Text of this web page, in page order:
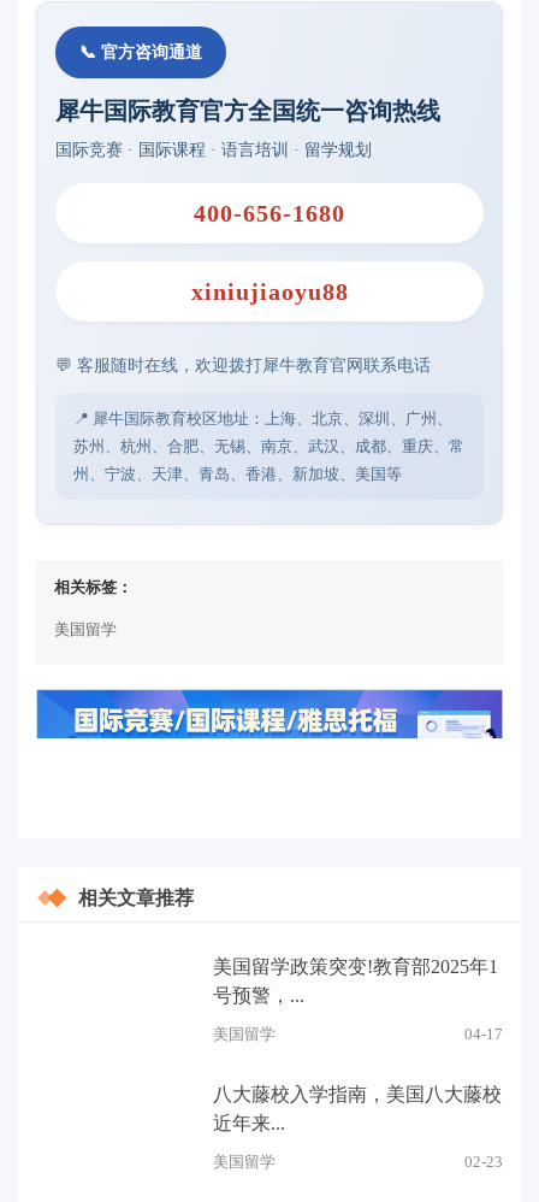
📞 官方咨询通道
犀牛国际教育官方全国统一咨询热线
国际竞赛 · 国际课程 · 语言培训 · 留学规划
400-656-1680
xiniujiaoyu88
💬 客服随时在线，欢迎拨打犀牛教育官网联系电话
📍 犀牛国际教育校区地址：上海、北京、深圳、广州、
苏州、杭州、合肥、无锡、南京、武汉、成都、重庆、常
州、宁波、天津、青岛、香港、新加坡、美国等
相关标签：
美国留学
相关文章推荐
美国留学政策突变!教育部2025年1
号预警，...
美国留学 04-17
八大藤校入学指南，美国八大藤校
近年来...
美国留学 02-23